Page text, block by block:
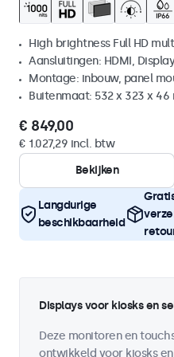
High brightness Full HD
Aansluitingen: HDMI,
Montage: inbouw, panel
Buitenmaat: 532 x 323 x 46
€ 849,00
€ 1.027,29 incl. btw
Bekijken
Langdurige
beschikbaarheid
Displays voor kiosks en
Deze monitoren en
ontwikkeld voor kiosks